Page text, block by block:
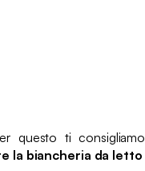
questo ti
la biancheria da